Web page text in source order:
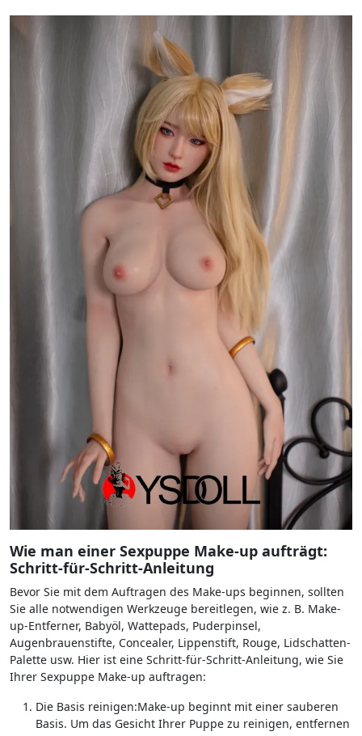
Wie man einer Sexpuppe Make-up aufträgt:
Schritt-für-Schritt-Anleitung
Bevor Sie mit dem Auftragen des Make-ups beginnen, sollten
Sie alle notwendigen Werkzeuge bereitlegen, wie z. B. Make-
up-Entferner, Babyöl, Wattepads, Puderpinsel,
Augenbrauenstifte, Concealer, Lippenstift, Rouge, Lidschatten-
Palette usw. Hier ist eine Schritt-für-Schritt-Anleitung, wie Sie
Ihrer Sexpuppe Make-up auftragen:
Die Basis reinigen:Make-up beginnt mit einer sauberen
Basis. Um das Gesicht Ihrer Puppe zu reinigen, entfernen